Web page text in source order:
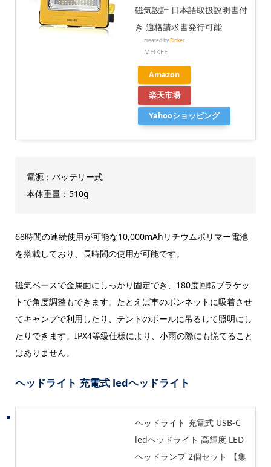
磁気設計 日本語取扱説明書付
き 適格請求書発行可能
created byRinker
MEIKEE
Amazon
楽天市場
Yahooショッピング
電源：バッテリー式
本体重量：510g
68時間の連続使用が可能な10,000mAhリチウムポリマー電池
を搭載しており、長時間の使用が可能です。
磁気ベースで金属面にしっかり固定でき、180度回転ブラケッ
トで角度調整もできます。たとえば車のボンネットに吸着させ
てキャンプで利用したり、テントのポールに吊るして照明にし
たりできます。IPX4等級仕様により、小雨の際にも慌てること
はありません。
ヘッドライト 充電式 ledヘッドライト
ヘッドライト 充電式 USB-C
ledヘッドライト 高輝度 LED
ヘッドランプ 2個セット 【集